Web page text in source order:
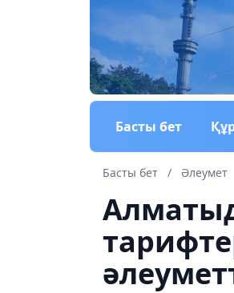
Басты бет
Басты бет / Әлеумет